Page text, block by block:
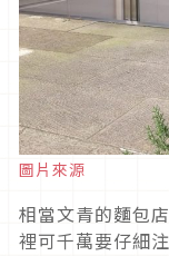
圖片來源
相當文青的麵包
裡可千萬要仔細